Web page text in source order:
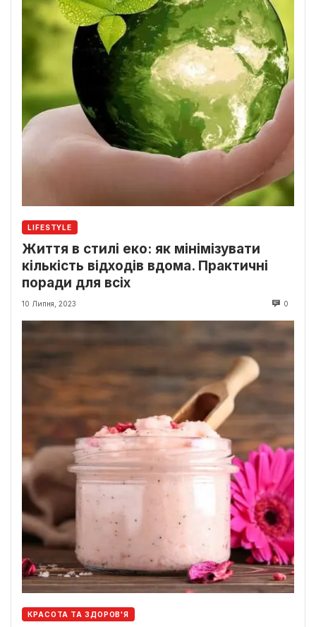
LIFESTYLE
Життя в стилі еко: як мінімізувати
кількість відходів вдома. Практичні
поради для всіх
10 Липня, 2023 0
КРАСОТА ТА ЗДОРОВ'Я